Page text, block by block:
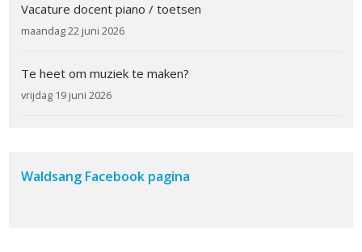
Vacature docent piano / toetsen
maandag 22 juni 2026
Te heet om muziek te maken?
vrijdag 19 juni 2026
Waldsang Facebook pagina